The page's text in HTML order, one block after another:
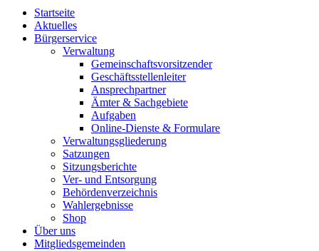
Startseite
Aktuelles
Bürgerservice
Verwaltung
Gemeinschaftsvorsitzender
Geschäftsstellenleiter
Ansprechpartner
Ämter & Sachgebiete
Aufgaben
Online-Dienste & Formulare
Verwaltungsgliederung
Satzungen
Sitzungsberichte
Ver- und Entsorgung
Behördenverzeichnis
Wahlergebnisse
Shop
Über uns
Mitgliedsgemeinden